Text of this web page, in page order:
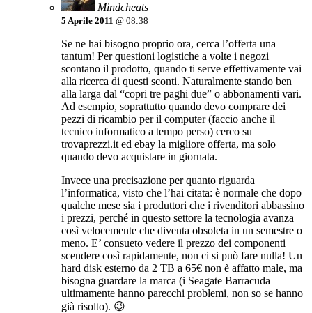
Mindcheats
5 Aprile 2011 @ 08:38
Se ne hai bisogno proprio ora, cerca l’offerta una
tantum! Per questioni logistiche a volte i negozi
scontano il prodotto, quando ti serve effettivamente vai
alla ricerca di questi sconti. Naturalmente stando ben
alla larga dal “copri tre paghi due” o abbonamenti vari.
Ad esempio, soprattutto quando devo comprare dei
pezzi di ricambio per il computer (faccio anche il
tecnico informatico a tempo perso) cerco su
trovaprezzi.it ed ebay la migliore offerta, ma solo
quando devo acquistare in giornata.
Invece una precisazione per quanto riguarda
l’informatica, visto che l’hai citata: è normale che dopo
qualche mese sia i produttori che i rivenditori abbassino
i prezzi, perché in questo settore la tecnologia avanza
così velocemente che diventa obsoleta in un semestre o
meno. E’ consueto vedere il prezzo dei componenti
scendere così rapidamente, non ci si può fare nulla! Un
hard disk esterno da 2 TB a 65€ non è affatto male, ma
bisogna guardare la marca (i Seagate Barracuda
ultimamente hanno parecchi problemi, non so se hanno
già risolto). 😉